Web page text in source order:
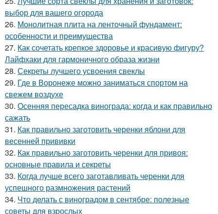
выбор для вашего огорода
26. Монолитная плита на ленточный фундамент:
особенности и преимущества
27. Как сочетать крепкое здоровье и красивую фигуру?
Лайфхаки для гармоничного образа жизни
28. Секреты лучшего усвоения свеклы
29. Где в Воронеже можно заниматься спортом на
свежем воздухе
30. Осенняя пересадка винограда: когда и как правильно
сажать
31. Как правильно заготовить черенки яблони для
весенней прививки
32. Как правильно заготовить черенки для привоя:
основные правила и секреты
33. Когда лучше всего заготавливать черенки для
успешного размножения растений
34. Что делать с виноградом в сентябре: полезные
советы для взрослых